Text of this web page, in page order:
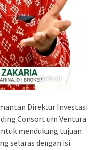
Direktur Investasi
Consortium Ventura
mendukung tujuan
selaras dengan isi